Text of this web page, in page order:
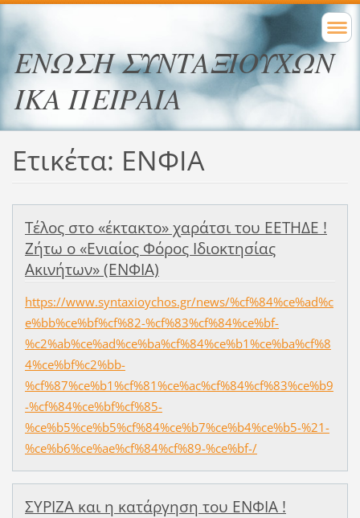
ΕΝΩΣΗ ΣΥΝΤΑΞΙΟΥΧΩΝ
ΙΚΑ ΠΕΙΡΑΙΑ
Ετικέτα: ΕΝΦΙΑ
Τέλος στο «έκτακτο» χαράτσι του ΕΕΤΗΔΕ !
Ζήτω ο «Ενιαίος Φόρος Ιδιοκτησίας
Ακινήτων» (ΕΝΦΙΑ)
https://www.syntaxioychos.gr/news/%cf%84%ce%ad%c
e%bb%ce%bf%cf%82-%cf%83%cf%84%ce%bf-
%c2%ab%ce%ad%ce%ba%cf%84%ce%b1%ce%ba%cf%8
4%ce%bf%c2%bb-
%cf%87%ce%b1%cf%81%ce%ac%cf%84%cf%83%ce%b9
-%cf%84%ce%bf%cf%85-
%ce%b5%ce%b5%cf%84%ce%b7%ce%b4%ce%b5-%21-
%ce%b6%ce%ae%cf%84%cf%89-%ce%bf-/
ΣΥΡΙΖΑ και η κατάργηση του ΕΝΦΙΑ !